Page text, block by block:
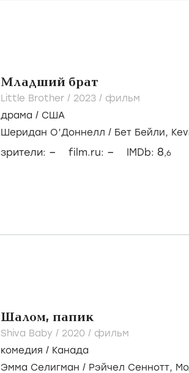
Младший брат
Little Brother / 2023 / фильм
драма / США
Шеридан О’Доннелл / Бет Бейли,
зрители: – film.ru: – IMDb: 8,6
Шалом, папик
Shiva Baby / 2020 / фильм
комедия / Канада
Эмма Селигман / Рэйчел Сеннотт,